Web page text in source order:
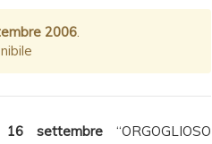
2006.
16 settembre “ORGOGLIOSO